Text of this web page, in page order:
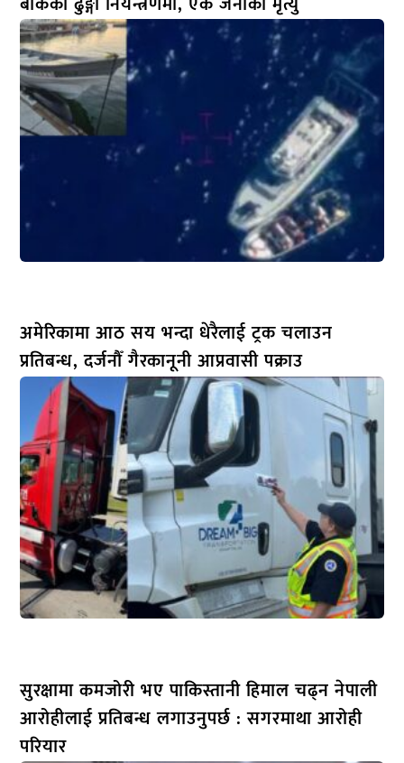
अमेरिकामा आठ सय भन्दा धेरैलाई ट्रक चलाउन
प्रतिबन्ध, दर्जनौँ गैरकानूनी आप्रवासी पक्राउ
सुरक्षामा कमजोरी भए पाकिस्तानी हिमाल चढ्न नेपाली
आरोहीलाई प्रतिबन्ध लगाउनुपर्छ : सगरमाथा आरोही
परियार